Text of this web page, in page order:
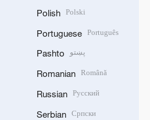
Polish Polski
Portuguese Português
Pashto پښتو
Romanian Română
Russian Русский
Serbian Српски